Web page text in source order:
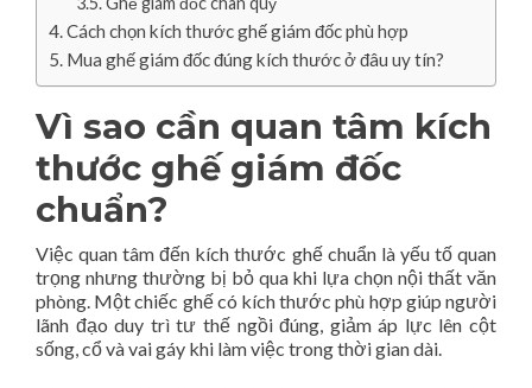
Cách chọn kích thước ghế giám đốc phù hợp
Mua ghế giám đốc đúng kích thước ở đâu uy tín?
Vì sao cần quan tâm kích
thước ghế giám đốc
chuẩn?
Việc quan tâm đến kích thước ghế chuẩn là yếu tố quan
trọng nhưng thường bị bỏ qua khi lựa chọn nội thất văn
phòng. Một chiếc ghế có kích thước phù hợp giúp người
lãnh đạo duy trì tư thế ngồi đúng, giảm áp lực lên cột
sống, cổ và vai gáy khi làm việc trong thời gian dài.